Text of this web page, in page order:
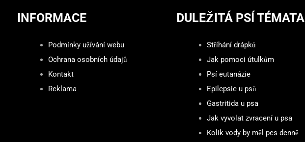
INFORMACE
Podmínky užívání webu
Ochrana osobních údajů
Kontakt
Reklama
DULEŽITÁ PSÍ TÉMATA
Stříhání drápků
Jak pomoci útulkům
Psí eutanázie
Epilepsie u psů
Gastritida u psa
Jak vyvolat zvracení u psa
Kolik vody by měl pes denně